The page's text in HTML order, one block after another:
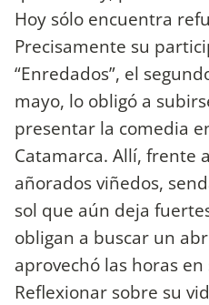
Hoy sólo encuentra
Precisamente su
“Enredados”, el
mayo, lo obligó a
presentar la comedia
Catamarca. Allí, frente
añorados viñedos,
sol que aún deja
obligan a buscar un
aprovechó las horas
Reflexionar sobre su